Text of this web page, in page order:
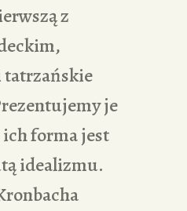
z
tatrzańskie
je
forma jest
idealizmu.